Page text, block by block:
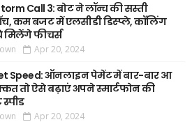
Call 3: बोट ने लॉन्च की सस्ती
कम बजट में एलसीडी डिस्प्ले, कॉलिंग
मिलेंगे फीचर्स
Apr 20, 2024
Speed: ऑनलाइन पेमेंट में बार-बार आ
तो ऐसे बढ़ाएं अपने स्मार्टफोन की
Apr 20, 2024